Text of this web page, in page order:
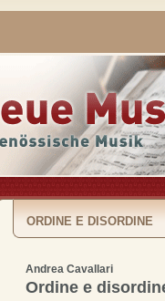
ORDINE E DISORDINE
Andrea Cavallari
Ordine e